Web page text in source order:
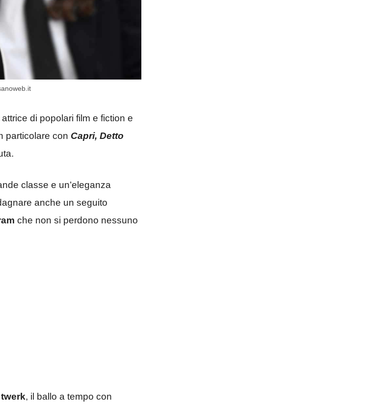
di popolari film e fiction e
particolare con Capri, Detto
classe e un’eleganza
anche un seguito
che non si perdono nessuno
, il ballo a tempo con